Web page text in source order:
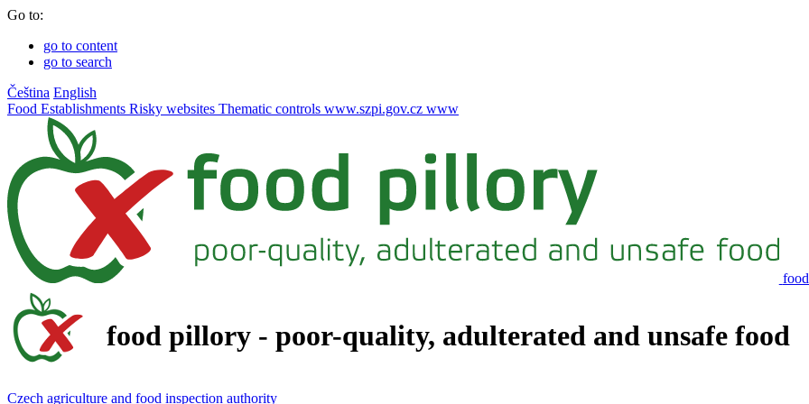
Go to:
go to content
go to search
Čeština English
Food Establishments Risky websites Thematic controls www.szpi.gov.cz www
food pillory - poor-quality, adulterated and unsafe food
Czech agriculture and food inspection authority